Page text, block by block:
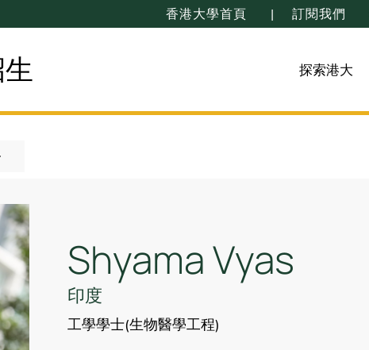
香港大學首頁 訂閱我們
探索港大
Shyama Vyas
印度
工學學士(生物醫學工程)